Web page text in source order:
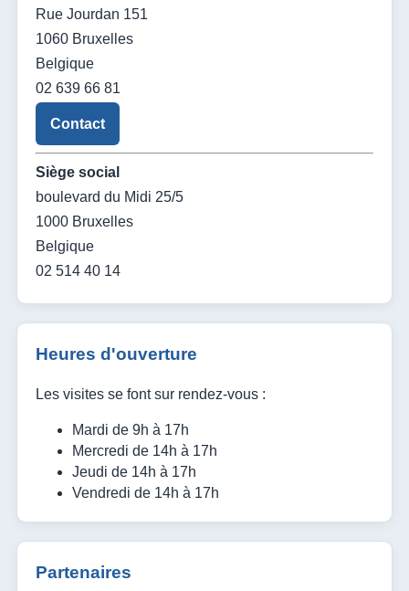
Rue Jourdan 151
1060 Bruxelles
Belgique
02 639 66 81
Contact
Siège social
boulevard du Midi 25/5
1000 Bruxelles
Belgique
02 514 40 14
Heures d'ouverture
Les visites se font sur rendez-vous :
Mardi de 9h à 17h
Mercredi de 14h à 17h
Jeudi de 14h à 17h
Vendredi de 14h à 17h
Partenaires